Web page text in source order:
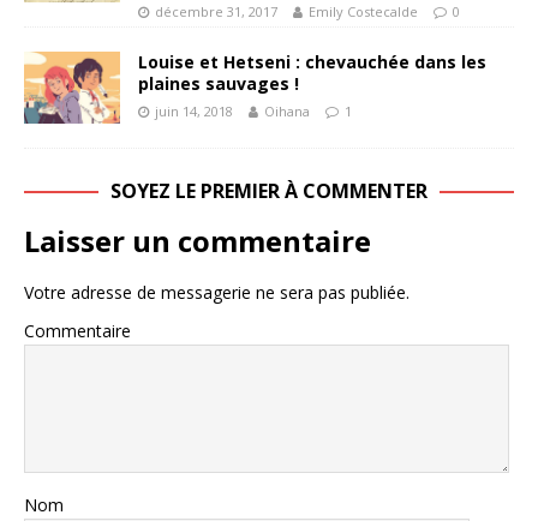
décembre 31, 2017 Emily Costecalde 0
Louise et Hetseni : chevauchée dans les
plaines sauvages !
juin 14, 2018 Oihana 1
SOYEZ LE PREMIER À COMMENTER
Laisser un commentaire
Votre adresse de messagerie ne sera pas publiée.
Commentaire
Nom